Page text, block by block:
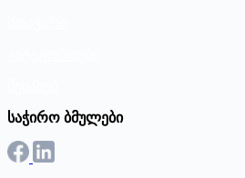
საჭირო ბმულები